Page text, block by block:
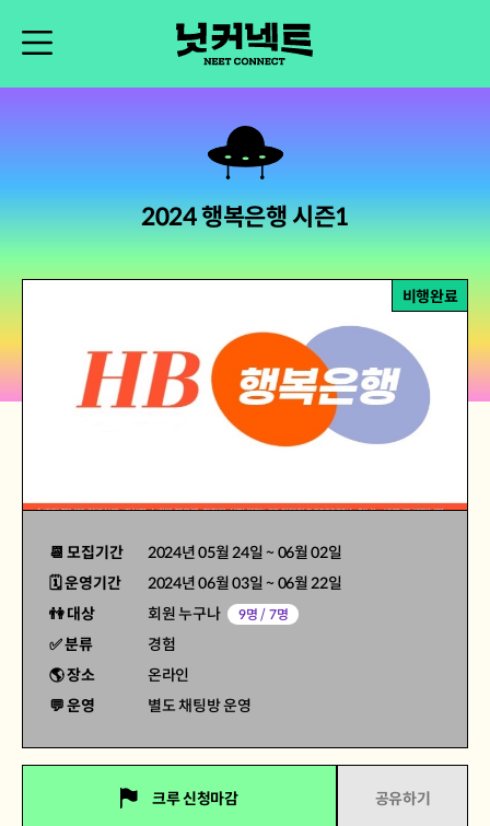
2024 행복은행 시즌1
비행완료
📆 모집기간 2024년 05월 24일 ~06월 02일
🗓 운영기간
2024년 06월 03일 ~06월 22일
👫 대상
회원 누구나 9명 / 7명
✅ 분류
경험
🌎 장소
온라인
💬 운영
별도 채팅방 운영
크루 신청마감 공유하기